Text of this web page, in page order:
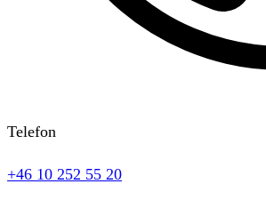
Telefon
+46 10 252 55 20